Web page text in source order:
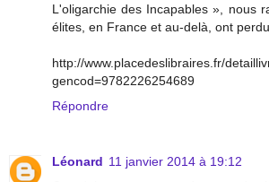
L'oligarchie des Incapables », nous
élites, en France et au-delà, ont
http://www.placedeslibraires.fr/
gencod=9782226254689
Répondre
Léonard 11 janvier 2014 à 19:12